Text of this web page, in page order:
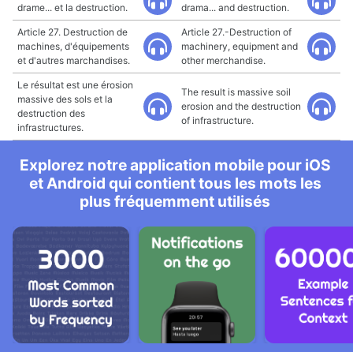
drame... et la destruction.
drama... and destruction.
Article 27. Destruction de
machines, d'équipements
et d'autres marchandises.
Article 27.-Destruction of
machinery, equipment and
other merchandise.
Le résultat est une érosion
massive des sols et la
destruction des
infrastructures.
The result is massive soil
erosion and the destruction
of infrastructure.
Explorez notre application mobile pour iOS
et Android qui contient tous les mots les
plus fréquemment utilisés